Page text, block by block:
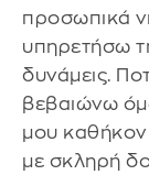
προσωπικά
υπηρετήσω
δυνάμεις.
βεβαιώνω
μου καθήκον
με σκληρή